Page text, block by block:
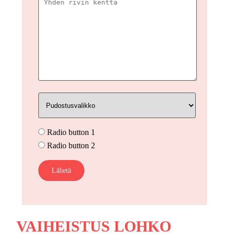
Radio button 1
Radio button 2
VAIHEISTUS LOHKO